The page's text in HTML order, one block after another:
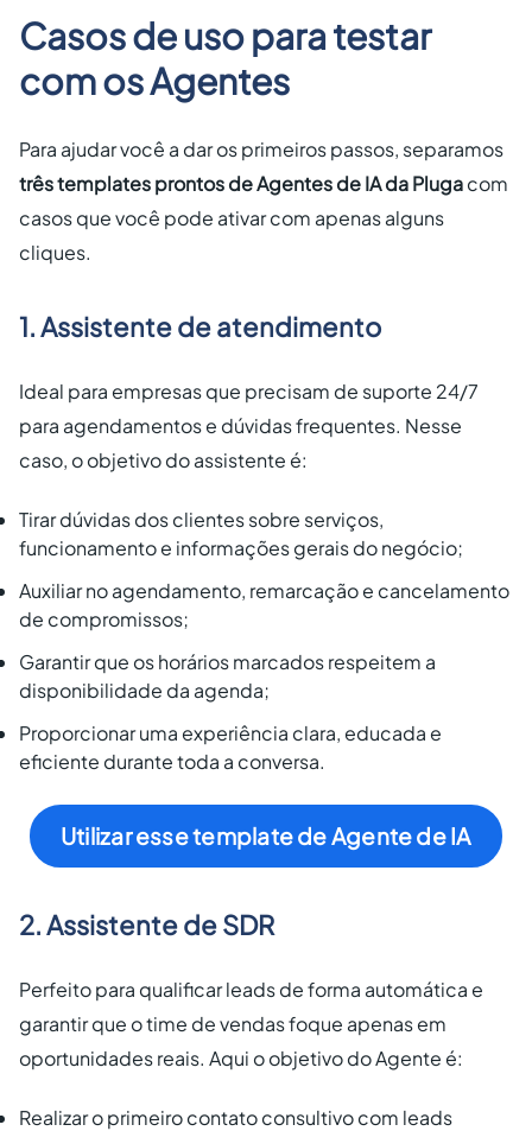
Casos de uso para testar
com os Agentes
Para ajudar você a dar os primeiros passos, separamos
três templates prontos de Agentes de IA da Plugacom
casos que você pode ativar com apenas alguns
cliques.
1. Assistente de atendimento
Ideal para empresas que precisam de suporte 24/7
para agendamentos e dúvidas frequentes. Nesse
caso, o objetivo do assistente é:
Tirar dúvidas dos clientes sobre serviços,
funcionamento e informações gerais do negócio;
Auxiliar no agendamento, remarcação e cancelamento
de compromissos;
Garantir que os horários marcados respeitem a
disponibilidade da agenda;
Proporcionar uma experiência clara, educada e
eficiente durante toda a conversa.
Utilizar esse template de Agente de IA
2. Assistente de SDR
Perfeito para qualificar leads de forma automática e
garantir que o time de vendas foque apenas em
oportunidades reais. Aqui o objetivo do Agente é:
Realizar o primeiro contato consultivo com leads